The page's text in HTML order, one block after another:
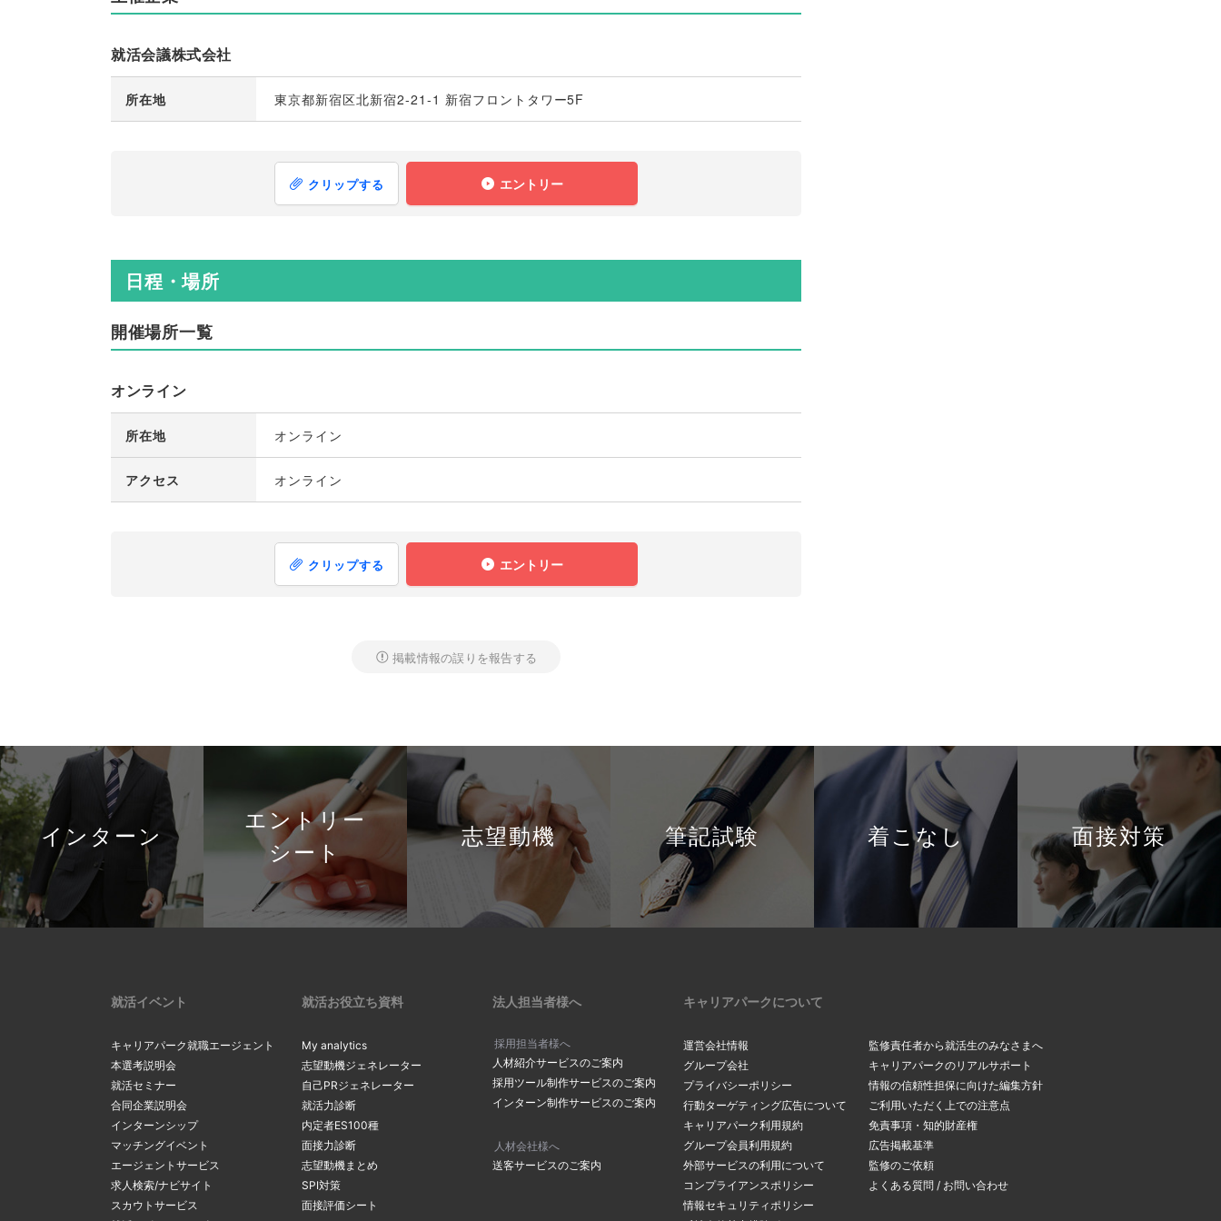
就活会議株式会社
所在地 東京都新宿区北新宿2-21-1 新宿フロントタワー5F
クリップする エントリー
日程・場所
開催場所一覧
オンライン
所在地 オンライン
アクセス オンライン
クリップする エントリー
掲載情報の誤りを報告する
インターン
エントリー
シート
志望動機 筆記試験 着こなし 面接対策
就活イベント
キャリアパーク就職エージェント
本選考説明会
就活セミナー
合同企業説明会
インターンシップ
マッチングイベント
エージェントサービス
求人検索/ナビサイト
スカウトサービス
就活お役立ち資料
My analytics
志望動機ジェネレーター
自己PRジェネレーター
就活力診断
内定者ES100種
面接力診断
志望動機まとめ
SPI対策
面接評価シート
法人担当者様へ
採用担当者様へ
人材紹介サービスのご案内
採用ツール制作サービスのご案内
インターン制作サービスのご案内
人材会社様へ
送客サービスのご案内
キャリアパークについて
運営会社情報
グループ会社
プライバシーポリシー
行動ターゲティング広告について
キャリアパーク利用規約
グループ会員利用規約
外部サービスの利用について
コンプライアンスポリシー
情報セキュリティポリシー
監修責任者から就活生のみなさまへ
キャリアパークのリアルサポート
情報の信頼性担保に向けた編集方針
ご利用いただく上での注意点
免責事項・知的財産権
広告掲載基準
監修のご依頼
よくある質問 / お問い合わせ